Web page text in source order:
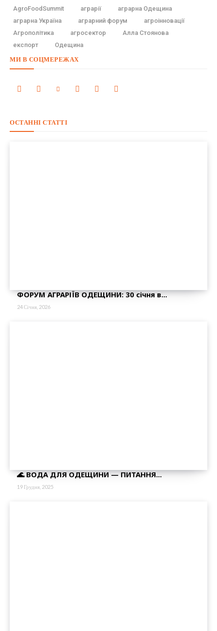
AgroFoodSummit аграрії
аграрна Одещина
аграрна Україна
аграрний форум
агроінновації
Агрополітика
агросектор
Алла Стоянова
експорт
Одещина
МИ В СОЦМЕРЕЖАХ
ОСТАННІ СТАТТІ
ФОРУМ АГРАРІЇВ ОДЕЩИНИ: 30 січня в...
24 Січня, 2026
🌊 ВОДА ДЛЯ ОДЕЩИНИ — ПИТАННЯ...
19 Грудня, 2025